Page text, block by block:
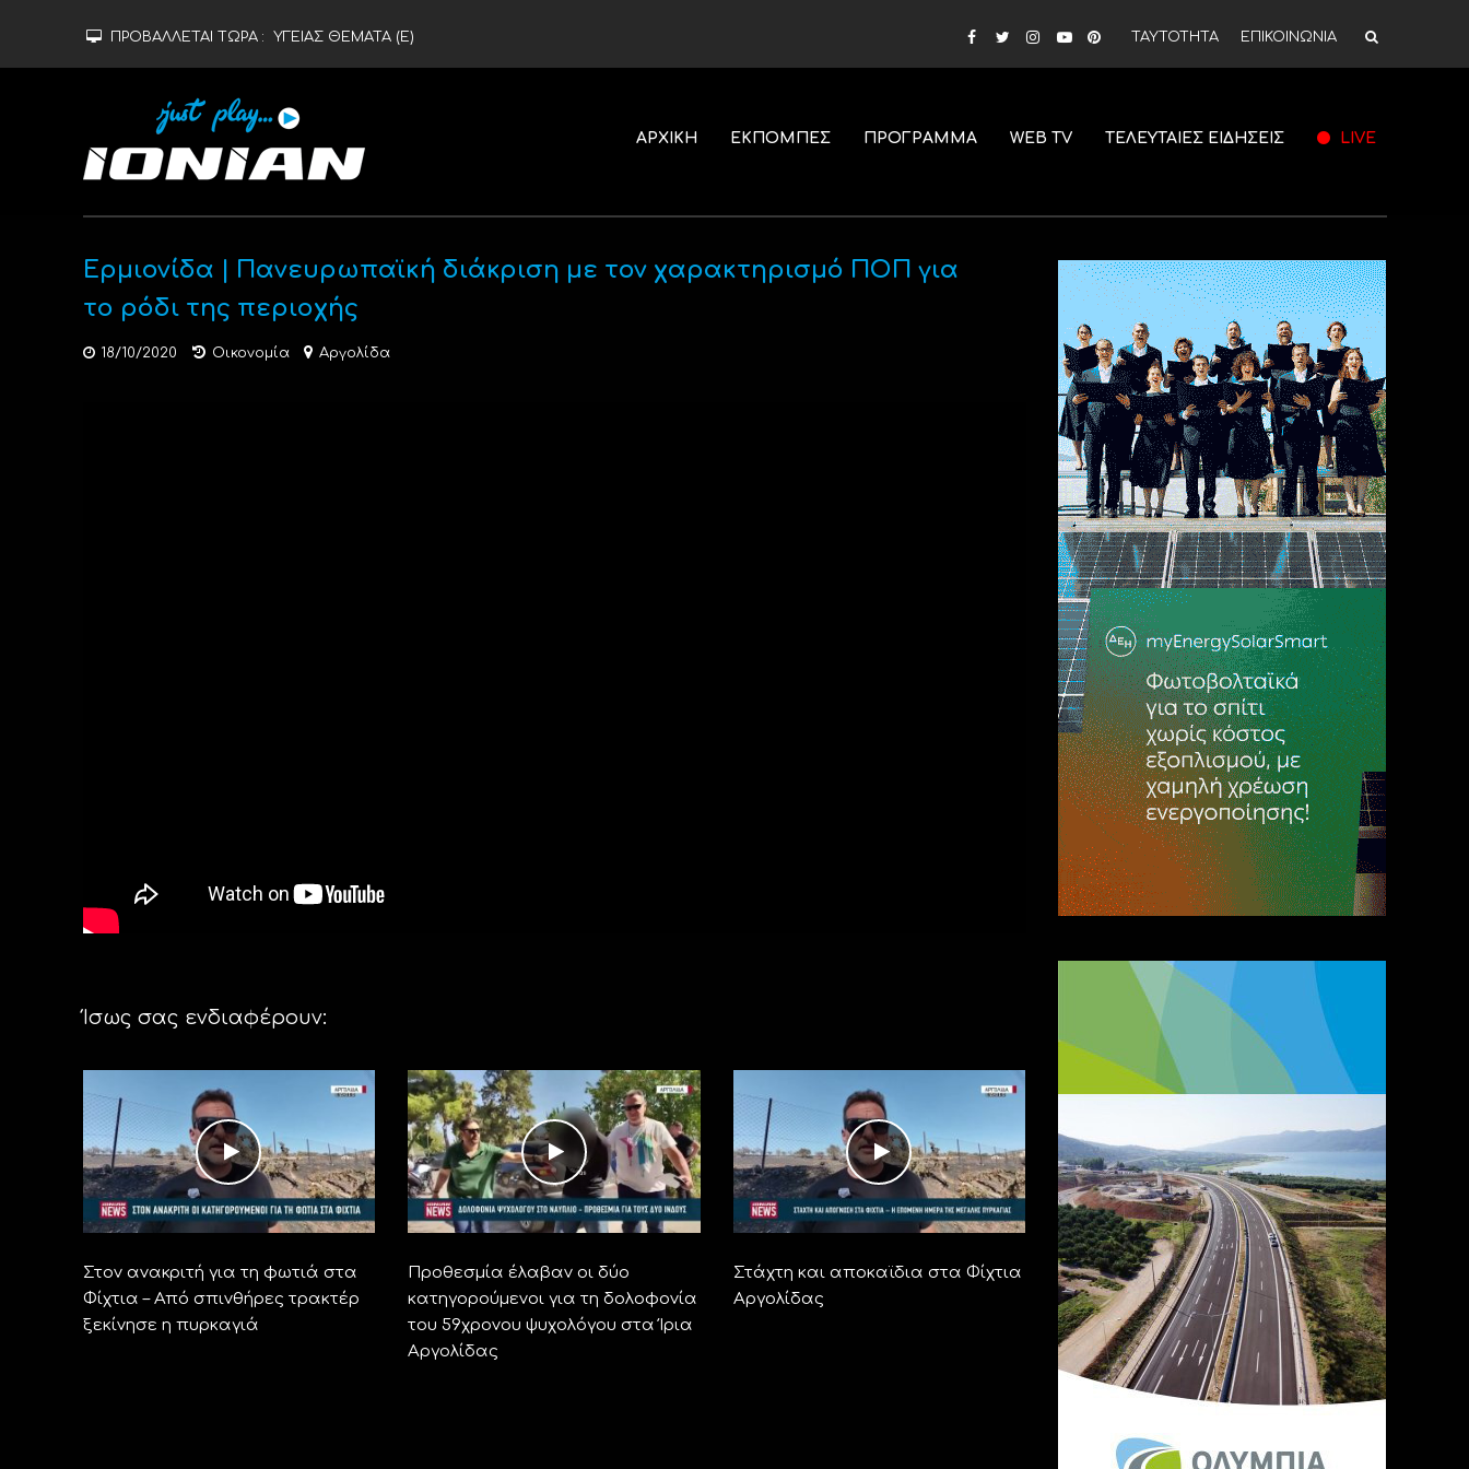
ΠΡΟΒΑΛΛΕΤΑΙ ΤΩΡΑ : ΥΓΕΙΑΣ ΘΕΜΑΤΑ (Ε) ΤΑΥΤΟΤΗΤΑ ΕΠΙΚΟΙΝΩΝΙΑ
ΑΡΧΙΚΗ ΕΚΠΟΜΠΕΣ ΠΡΟΓΡΑΜΜΑ WEB TV ΤΕΛΕΥΤΑΙΕΣ ΕΙΔΗΣΕΙΣ LIVE
Ερμιονίδα | Πανευρωπαϊκή διάκριση με τον χαρακτηρισμό ΠΟΠ για
το ρόδι της περιοχής
18/10/2020 Οικονομία Αργολίδα
Ίσως σας ενδιαφέρουν:
Στον ανακριτή για τη φωτιά στα
Φίχτια – Από σπινθήρες τρακτέρ
ξεκίνησε η πυρκαγιά
Προθεσμία έλαβαν οι δύο
κατηγορούμενοι για τη δολοφονία
του 59χρονου ψυχολόγου στα Ίρια
Αργολίδας
Στάχτη και αποκαϊδια στα Φίχτια
Αργολίδας